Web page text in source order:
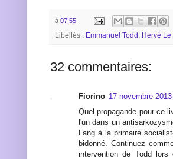
à 07:55
Libellés : Emmanuel Todd , Hervé Le
32 commentaires:
Fiorino 17 novembre
Quel propagande pour ce
l'un dans un
Lang à la primaire
bidonné. Continuez
intervention de Todd